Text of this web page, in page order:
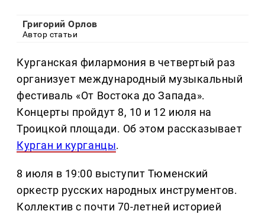
Григорий Орлов
Автор статьи
Курганская филармония в четвертый раз
организует международный музыкальный
фестиваль «От Востока до Запада».
Концерты пройдут 8, 10 и 12 июля на
Троицкой площади. Об этом рассказывает
Курган и курганцы.
8 июля в 19:00 выступит Тюменский
оркестр русских народных инструментов.
Коллектив с почти 70-летней историей